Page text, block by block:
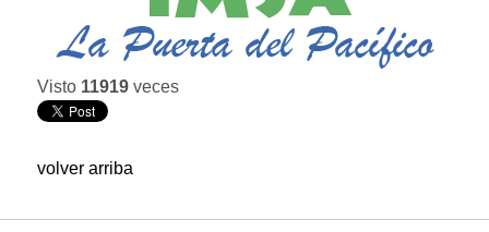
Visto 11919 veces
volver arriba